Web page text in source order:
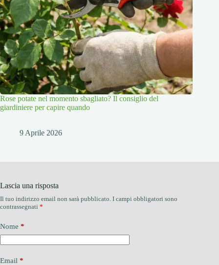
Rose potate nel momento sbagliato? Il consiglio del
giardiniere per capire quando
9 Aprile 2026
Lascia una risposta
Il tuo indirizzo email non sarà pubblicato. I campi obbligatori sono
contrassegnati *
Nome *
Email *